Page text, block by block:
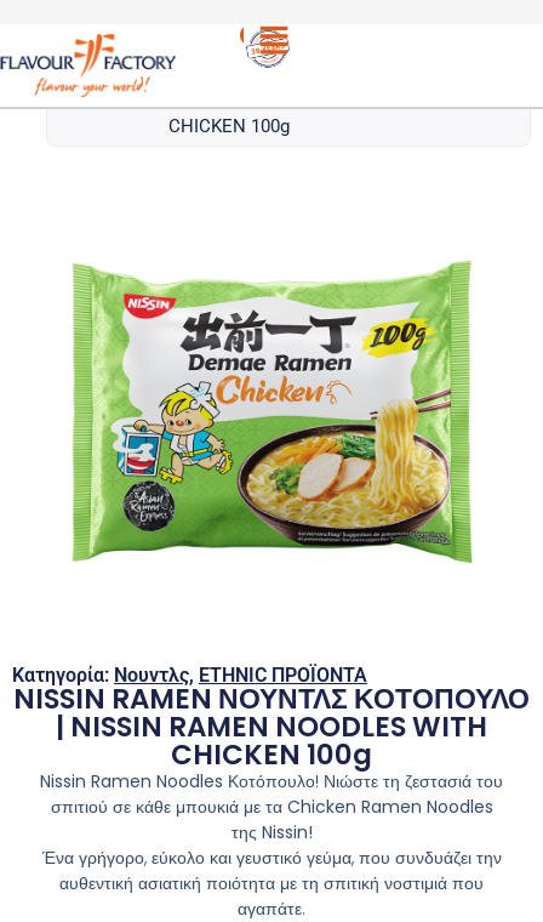
Νουντλς / NISSIN RAMEN ΝΟΥΝΤΛΣ ΚΟΤΟΠΟΥΛΟ |
CHICKEN 100g
Κατηγορία: Νουντλς, ETHNIC ΠΡΟΪΟΝΤΑ
NISSIN RAMEN ΝΟΥΝΤΛΣ ΚΟΤΟΠΟΥΛΟ
| NISSIN RAMEN NOODLES WITH
CHICKEN 100g
Nissin Ramen Noodles Κοτόπουλο! Νιώστε τη ζεστασιά του
σπιτιού σε κάθε μπουκιά με τα Chicken Ramen Noodles
της Nissin!
Ένα γρήγορο, εύκολο και γευστικό γεύμα, που συνδυάζει την
αυθεντική ασιατική ποιότητα με τη σπιτική νοστιμιά που
αγαπάτε.